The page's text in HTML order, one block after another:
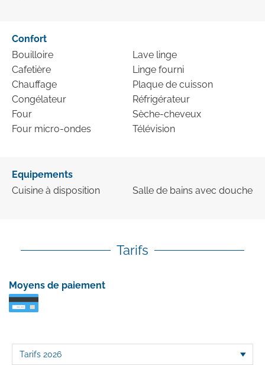
Confort
Bouilloire
Cafetière
Chauffage
Congélateur
Four
Four micro-ondes
Lave linge
Linge fourni
Plaque de cuisson
Réfrigérateur
Sèche-cheveux
Télévision
Equipements
Cuisine à disposition
Salle de bains avec douche
Tarifs
Moyens de paiement